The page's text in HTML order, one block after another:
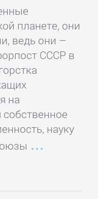
планете, они
ведь они –
СССР в
на
собственное
науку